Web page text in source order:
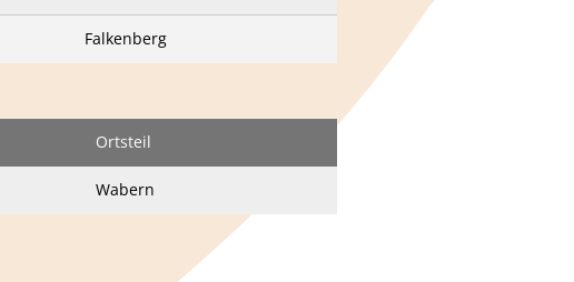
Falkenberg
Ortsteil
Wabern